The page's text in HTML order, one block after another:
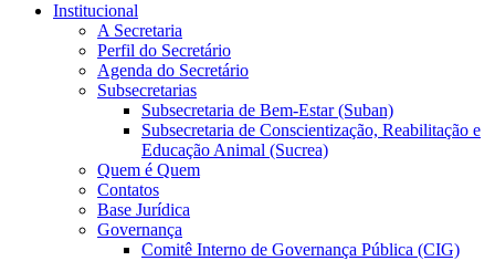
Institucional
A Secretaria
Perfil do Secretário
Agenda do Secretário
Subsecretarias
Subsecretaria de Bem-Estar (Suban)
Subsecretaria de Conscientização, Reabilitação e
Educação Animal (Sucrea)
Quem é Quem
Contatos
Base Jurídica
Governança
Comitê Interno de Governança Pública (CIG)